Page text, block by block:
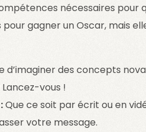
nécessaires pour
gagner un Oscar, mais
des concepts
vous !
Que ce soit par écrit ou en
votre message.